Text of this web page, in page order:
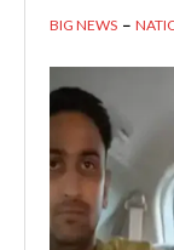
BIG NEWS